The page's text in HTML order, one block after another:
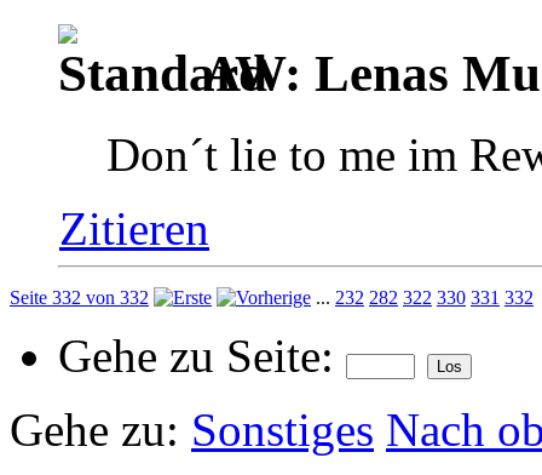
AW: Lenas
Don´t lie to me im
Zitieren
Seite 332 von 332 ... 232 282 322 330 331 332
Gehe zu Seite:
Gehe zu: Sonstiges Nach